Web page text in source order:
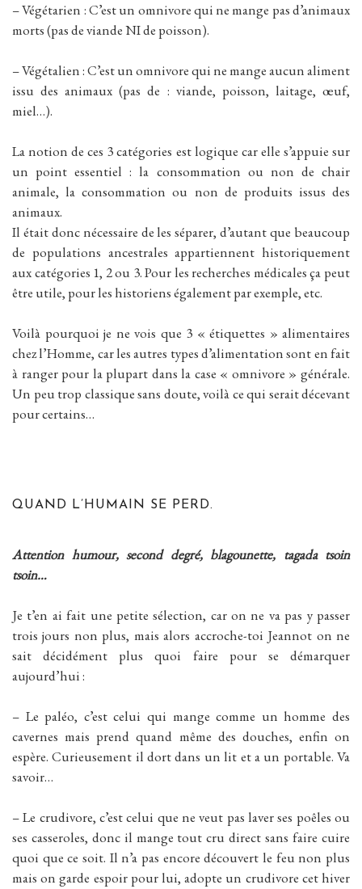
– Végétarien : C’est un omnivore qui ne mange pas d’animaux
morts (pas de viande NI de poisson).
– Végétalien : C’est un omnivore qui ne mange aucun aliment
issu des animaux (pas de : viande, poisson, laitage, œuf,
miel…).
La notion de ces 3 catégories est logique car elle s’appuie sur
un point essentiel : la consommation ou non de chair
animale, la consommation ou non de produits issus des
animaux.
Il était donc nécessaire de les séparer, d’autant que beaucoup
de populations ancestrales appartiennent historiquement
aux catégories 1, 2 ou 3. Pour les recherches médicales ça peut
être utile, pour les historiens également par exemple, etc.
Voilà pourquoi je ne vois que 3 « étiquettes » alimentaires
chez l’Homme, car les autres types d’alimentation sont en fait
à ranger pour la plupart dans la case « omnivore » générale.
Un peu trop classique sans doute, voilà ce qui serait décevant
pour certains…
QUAND L’HUMAIN SE PERD.
Attention humour, second degré, blagounette, tagada tsoin
tsoin…
Je t’en ai fait une petite sélection, car on ne va pas y passer
trois jours non plus, mais alors accroche-toi Jeannot on ne
sait décidément plus quoi faire pour se démarquer
aujourd’hui :
– Le paléo, c’est celui qui mange comme un homme des
cavernes mais prend quand même des douches, enfin on
espère. Curieusement il dort dans un lit et a un portable. Va
savoir…
– Le crudivore, c’est celui que ne veut pas laver ses poêles ou
ses casseroles, donc il mange tout cru direct sans faire cuire
quoi que ce soit. Il n’a pas encore découvert le feu non plus
mais on garde espoir pour lui, adopte un crudivore cet hiver